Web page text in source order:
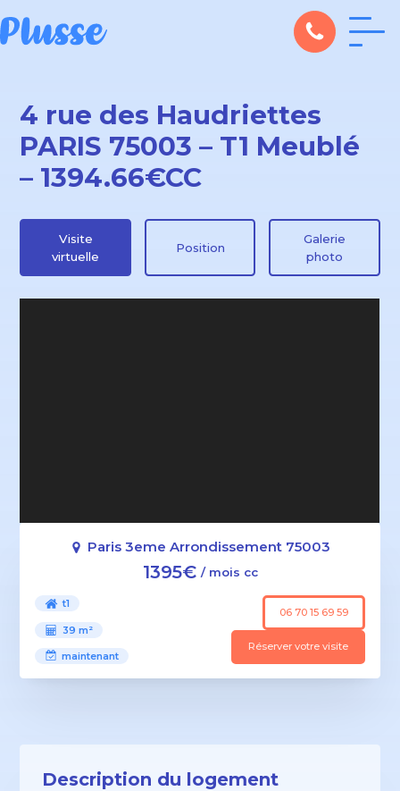
4 rue des Haudriettes
PARIS 75003 – T1 Meublé
– 1394.66€CC
Visite
virtuelle
Position
Galerie
photo
Paris 3eme Arrondissement 75003
1395€ / mois cc
t1
39 m²
maintenant
06 70 15 69 59
Réserver votre visite
Description du logement